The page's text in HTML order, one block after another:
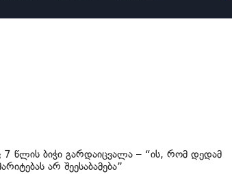
7 წლის ბიჭი გარდაიცვალა – “ის, რომ დედამ
არ შეესაბამება”